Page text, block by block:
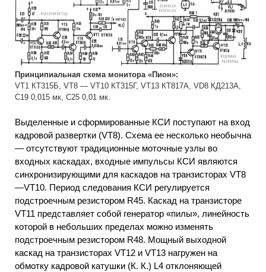
Принципиальная схема монитора «Пион»:
VT1 КТ315Б, VT8 — VT10 КТ315Г, VT13 КТ817А, VD8 КД213А,
С19 0,015 мк, С25 0,01 мк.
Выделенные и сформированные КСИ поступают на вход
кадровой развертки (VT8). Схема ее несколько необычна
— отсутствуют традиционные моточные узлы во
входных каскадах, входные импульсы КСИ являются
синхронизирующими для каскадов на транзисторах VT8
—VT10. Период следования КСИ регулируется
подстроечным резистором R45. Каскад на транзисторе
VT11 представляет собой генератор «пилы», линейность
которой в небольших пределах можно изменять
подстроечным резистором R48. Мощный выходной
каскад на транзисторах VT12 и VT13 нагружен на
обмотку кадровой катушки (К. К.) L4 отклоняющей